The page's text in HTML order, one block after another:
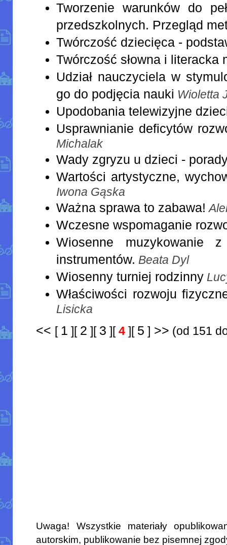
Tworzenie warunków do
przedszkolnych. Przegląd
Twórczość dziecięca -
Twórczość słowna i literacka
Udział nauczyciela w
go do podjęcia nauki Wioletta
Upodobania telewizyjne
Usprawnianie deficytów
Michalak
Wady zgryzu u dzieci -
Wartości artystyczne,
Iwona Gąska
Ważna sprawa to zabawa!
Wczesne wspomaganie
Wiosenne muzykowanie z
instrumentów. Beata Dyl
Wiosenny turniej rodzinny
Właściwości rozwoju
Lisicka
<< [ 1 ][ 2 ][ 3 ][4 ][ 5 ] >> (od 151
Uwaga! Wszystkie materiały
autorskim, publikowanie bez pisemnej